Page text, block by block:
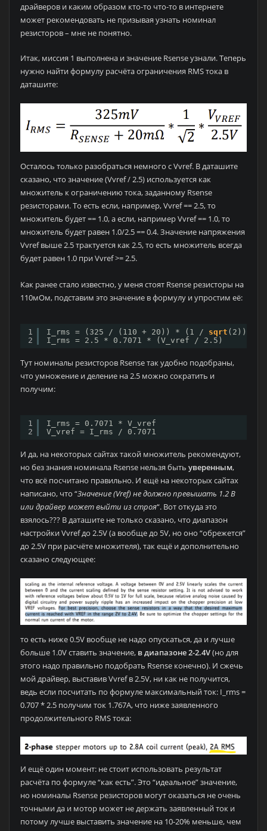
драйверов и каким образом кто-то что-то в интернете
может рекомендовать не призывая узнать номинал
резисторов – мне не понятно.
Итак, миссия 1 выполнена и значение Rsense узнали. Теперь
нужно найти формулу расчёта ограничения RMS тока в
даташите:
Осталось только разобраться немного с Vvref. В даташите
сказано, что значение (Vvref / 2.5) используется как
множитель к ограничению тока, заданному Rsense
резисторами. То есть если, например, Vvref == 2.5, то
множитель будет == 1.0, а если, например Vvref == 1.0, то
множитель будет равен 1.0/2.5 == 0.4. Значение напряжения
Vvref выше 2.5 трактуется как 2.5, то есть множитель всегда
будет равен 1.0 при Vvref >= 2.5.
Как ранее стало известно, у меня стоят Rsense резисторы на
110мОм, подставим это значение в формулу и упростим её:
1
2
I_rms = (325 / (110 + 20)) * (1 / sqrt (2)) *
I_rms = 2.5 * 0.7071 * (V_vref / 2.5)
Тут номиналы резисторов Rsense так удобно подобраны,
что умножение и деление на 2.5 можно сократить и
получим:
1
2
I_rms = 0.7071 * V_vref
V_vref = I_rms / 0.7071
И да, на некоторых сайтах такой множитель рекомендуют,
но без знания номинала Rsense нельзя быть уверенным,
что всё посчитано правильно. И ещё на некоторых сайтах
написано, что “Значение (Vref) не должно превышать 1.2 В
или драйвер может выйти из строя“. Вот откуда это
взялось??? В даташите не только сказано, что диапазон
настройки Vvref до 2.5V (а вообще до 5V, но оно “обрежется”
до 2.5V при расчёте множителя), так ещё и дополнительно
сказано следующее:
то есть ниже 0.5V вообще не надо опускаться, да и лучше
больше 1.0V ставить значение, в диапазоне 2-2.4V(но для
этого надо правильно подобрать Rsense конечно). И сжечь
мой драйвер, выставив Vvref в 2.5V, ни как не получится,
ведь если посчитать по формуле максимальный ток: I_rms =
0.707 * 2.5 получим ток 1.767A, что ниже заявленного
продолжительного RMS тока:
И ещё один момент: не стоит использовать результат
расчёта по формуле “как есть”. Это “идеальное” значение,
но номиналы Rsense резисторов могут оказаться не очень
точными да и мотор может не держать заявленный ток и
потому лучше выставить значение на 10-20% меньше, чем